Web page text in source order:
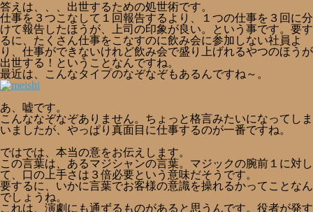
答えは、、、出世するための処世術です。
仕事を３つこなして１回報告するより、１つの仕事を３回に分
けて報告したほうが、上司の印象が良い。という事です。要す
るに、たくさん仕事をこなすのに飲み会に参加しない社員よ
り、仕事ができないけれど飲み会で盛り上げれるやつのほうが
出世する！ということなんですね。
最近は、こんなタイプのなぞなぞもあるんですね～。
あ、嘘です。
こんななぞなぞありません。ちょっと格言みたいになってしま
いましたが、やっぱり真面目に仕事するのが一番ですね。
ではでは、本当の意をお伝えします。
この言葉は、あるマジシャンの言葉。マジックの腕前１に対し
て、口の上手さは３倍必要という意味だそうです。
要するに、いかに言葉でお客様の意識を操れるかってことなん
でしょうね。
これは、演劇にも通ずるものがあると思うんです。役者が発す